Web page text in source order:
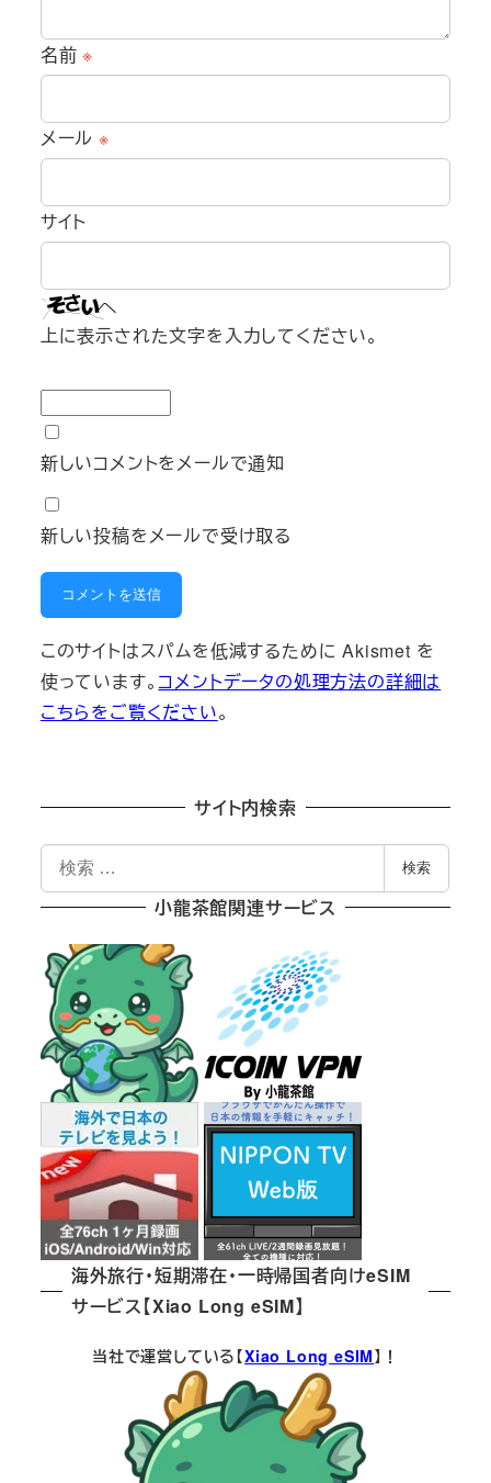
名前※
メール ※
サイト
上に表示された文字を入力してください。
新しいコメントをメールで通知
新しい投稿をメールで受け取る
このサイトはスパムを低減するために Akismet を
使っています。 コメントデータの処理方法の詳細は
こちらをご覧ください。
サイト内検索
検
索
検索
小龍茶館関連サービス
海外旅行・短期滞在・一時帰国者向けeSIM
サービス【Xiao Long eSIM】
当社で運営している【Xiao Long eSIM】！